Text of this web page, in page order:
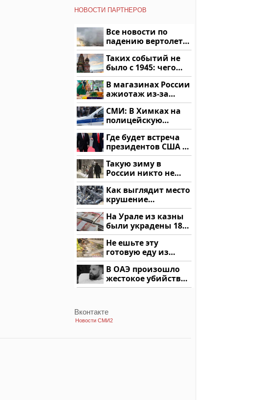
НОВОСТИ ПАРТНЕРОВ
Все новости по
падению вертолета
на Кавказе: читать
здесь
Таких событий не
было с 1945: чего
ждать всем нам?
В магазинах России
ажиотаж из-за
этого продукта: что
купить?
СМИ: В Химках на
полицейскую
машину напали и
подожгли.
Где будет встреча
президентов США и
России: Европа?
Такую зиму в
России никто не
ждал: как так?!
Как выглядит место
крушение
вертолета на
Кавказе: смотреть
На Урале из казны
были украдены 18
миллионов рублей
Не ешьте эту
готовую еду из
магазина: список
В ОАЭ произошло
жестокое убийство
криптомиллионера
Вконтакте
Новости СМИ2